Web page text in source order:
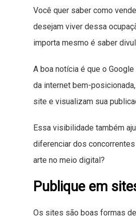
Você quer saber como
desejam viver dessa
importa mesmo é saber
A boa notícia é que o
da internet bem-
site e visualizam sua
Essa visibilidade também
diferenciar dos
arte no meio digital?
Publique em
Os sites são boas formas